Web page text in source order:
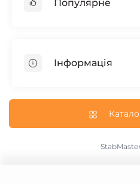
Популярне
Стабілізатори на 5 кВт
Інверторні стабілізатори
Електронні стабілізатори
Інформація
Гарантія та Повернення
Про магазин
Політика